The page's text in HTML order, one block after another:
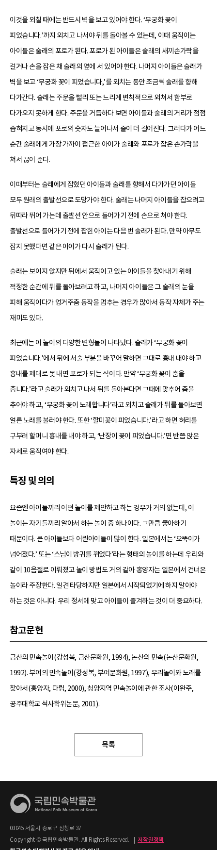
이것을 외칠 때에는 반드시 벽을 보고 있어야 한다. ‘무궁화 꽃이
피었습니다.’까지 외치고 나서야 뒤를 돌아볼 수 있는데, 이때 움직이는
아이들은 술래의 포로가 된다. 포로가 된 아이들은 술래의 새끼손가락을
걸거나 손을 잡은 채 술래의 옆에 서 있어야 한다. 나머지 아이들은 술래가
벽을 보고 ‘무궁화 꽃이 피었습니다,’를 외치는 동안 조금씩 술래를 향해
다가간다. 술래는 주문을 빨리 또는 느리게 변칙적으로 외쳐서 함부로
다가오지 못하게 한다. 주문을 거듭하다 보면 아이들과 술래의 거리가 점점
좁혀지고 동시에 포로의 숫자도 늘어나서 줄이 더 길어진다. 그러다가 어느
순간 술래에게 가장 가까이 접근한 아이가 술래와 포로가 잡은 손가락을
쳐서 끊어 준다.
이때부터는 술래에게 잡혔던 아이들과 술래를 향해서 다가가던 아이들
모두 원래의 출발선으로 도망가야 한다. 술래는 나머지 아이들을 잡으려고
뒤따라 뛰어 가는데 출발선 안으로 들어가기 전에 손으로 쳐야 한다.
출발선으로 들어가기 전에 잡힌 아이는 다음 번 술래가 된다. 만약 아무도
잡지 못했다면 같은 아이가 다시 술래가 된다.
술래는 보이지 않지만 뒤에서 움직이고 있는 아이들을 찾아내기 위해
적정한 순간에 뒤를 돌아보려고 하고, 나머지 아이들은 그 술래의 눈을
피해 움직이다가 엉거주춤 동작을 멈추는 경우가 많아서 동작 자체가 주는
재미도 있다.
최근에는 이 놀이의 다양한 변형들이 나타났다. 술래가 ‘무궁화 꽃이
피었습니다.’에서 뒤에 서술 부분을 바꾸어 말하면 그대로 흉내 내야 하고
흉내를 제대로 못 내면 포로가 되는 식이다. 만약 ‘무궁화 꽃이 춤을
춥니다.’라고 술래가 외치고 나서 뒤를 돌아본다면 그때에 맞추어 춤을
추어야 하고, ‘무궁화 꽃이 노래합니다’라고 외치고 술래가 뒤를 돌아보면
얼른 노래를 불러야 한다. 또한 ‘할미꽃이 피었습니다.’라고 하면 허리를
구부려 할머니 흉내를 내야 하고, ‘난장이 꽃이 피었습니다.’면 반쯤 앉은
자세로 움직여야 한다.
특징 및 의의
요즘엔 아이들끼리 어떤 놀이를 제안하고 하는 경우가 거의 없는데, 이
놀이는 자기들끼리 알아서 하는 놀이 중 하나이다. 그만큼 좋아하기
때문이다. 큰 아이들보다 어린아이들이 많이 한다. 일본에서는 ‘오뚝이가
넘어졌다.’ 또는 ‘스님이 방귀를 뀌었다’라는 형태의 놀이를 하는데 우리와
같이 10음절로 이뤄졌고 놀이 방법도 거의 같아 홍양자는 일본에서 건너온
놀이라 주장한다. 일견 타당하지만 일본에서 시작되었기에 하지 말아야
하는 것은 아니다. 우리 정서에 맞고 아이들이 즐겨하는 것이 더 중요하다.
참고문헌
금산의 민속놀이(강성복, 금산문화원, 1994), 논산의 민속(논산문화원,
1992). 부여의 민속놀이(강성복, 부여문화원, 1997), 우리놀이와 노래를
찾아서(홍양자, 다림, 2000), 청양지역 민속놀이에 관한 조사(이완주,
공주대학교 석사학위논문, 2001).
목록
03045 서울시 종로구 삼청로 37
Copyright © 국립민속박물관. All Rights Reserved.
저작권정책